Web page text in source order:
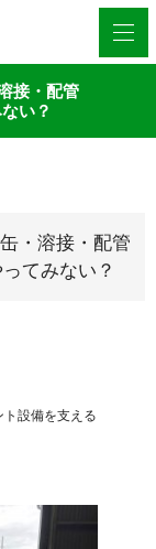
接・配管
い？
・溶接・配管
てみない？
ト設備を支える